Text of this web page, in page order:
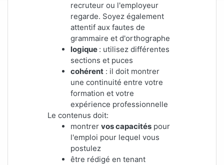
recruteur ou l'employeur
regarde. Soyez également
attentif aux fautes de
grammaire et d'orthographe
logique : utilisez différentes
sections et puces
cohérent : il doit montrer
une continuité entre votre
formation et votre
expérience professionnelle
Le contenus doit:
montrer vos capacités pour
l'emploi pour lequel vous
postulez
être rédigé en tenant